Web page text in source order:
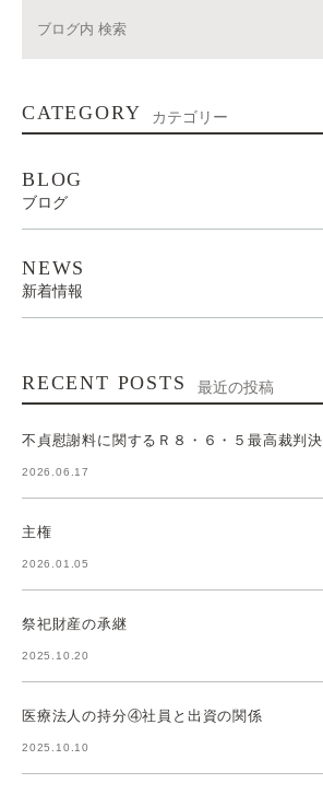
CATEGORY カテゴリー
BLOG
ブログ
NEWS
新着情報
RECENT POSTS 最近の投稿
不貞慰謝料に関するＲ８・６・５最高裁判決
2026.06.17
主権
2026.01.05
祭祀財産の承継
2025.10.20
医療法人の持分④社員と出資の関係
2025.10.10